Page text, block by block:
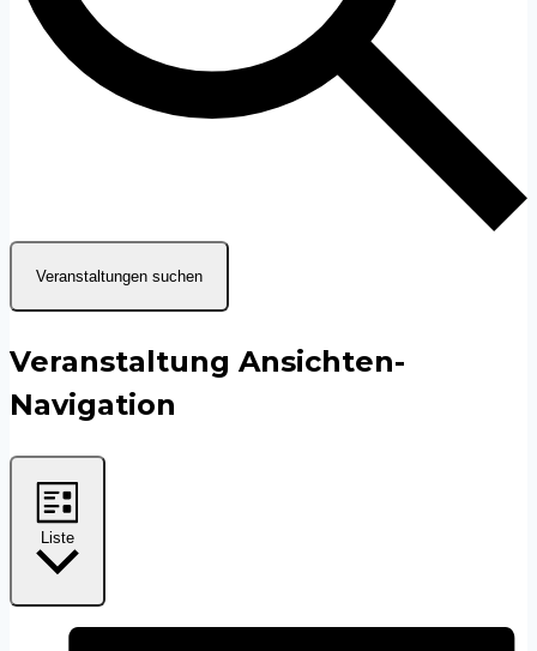
Veranstaltungen suchen
Veranstaltung Ansichten-
Navigation
Liste